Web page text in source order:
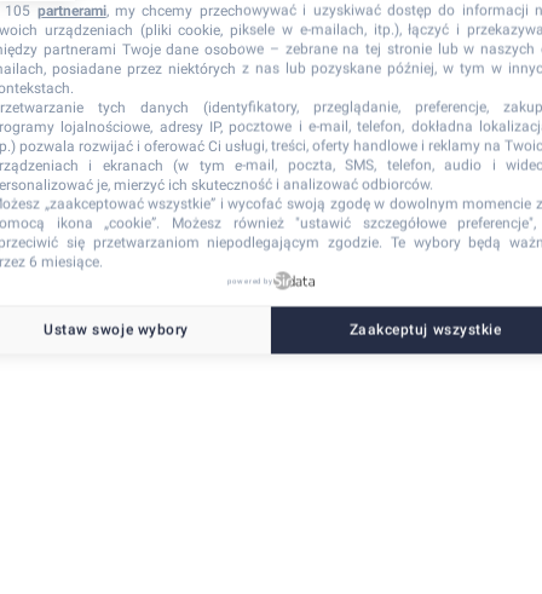
exception has occurred while loading ritex-onyx.vercel.app (see the browser
105 partnerami, my chcemy przechowywać i uzyskiwać dostęp do informacji
urządzeniach (pliki cookie, piksele w e-mailach, itp.), łączyć i
partnerami Twoje dane osobowe – zebrane na tej stronie lub w naszych
posiadane przez niektórych z nas lub pozyskane później, w tym w
tych danych (identyfikatory, przeglądanie, preferencje,
lojalnościowe, adresy IP, pocztowe i e-mail, telefon, dokładna
pozwala rozwijać i oferować Ci usługi, treści, oferty handlowe i reklamy na
i ekranach (w tym e-mail, poczta, SMS, telefon, audio i
je, mierzyć ich skuteczność i analizować odbiorców.
„zaakceptować wszystkie” i wycofać swoją zgodę w dowolnym momencie
ikona „cookie”. Możesz również "ustawić szczegółowe
się przetwarzaniom niepodlegającym zgodzie. Te wybory będą
6 miesiące.
powered by
Ustaw swoje wybory Zaakceptuj wszystkie